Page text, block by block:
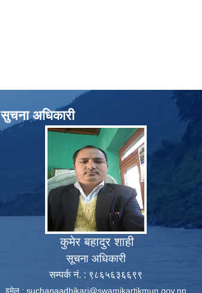
सुचना अधिकारी
कुमेर बहादुर शाही
सूचना अधिकारी
सम्पर्क नं. : ९८६५६३६६९९
इमेल : suchanaadhikari@swamikartikmun.gov.np